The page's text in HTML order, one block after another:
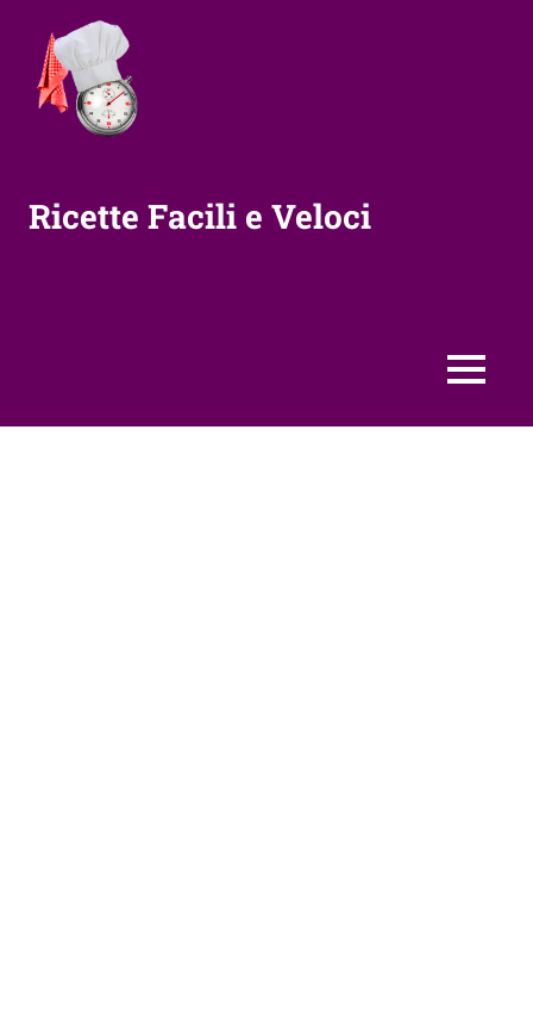
contenuto
Ricette Facili e Veloci
MENU